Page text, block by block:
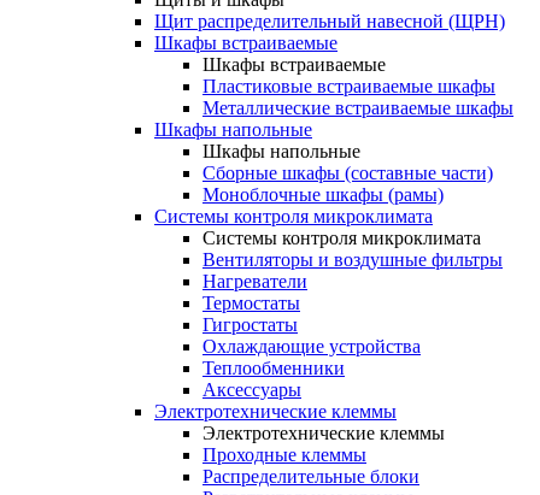
Щит распределительный навесной (ЩРН)
Шкафы встраиваемые
Шкафы встраиваемые
Пластиковые встраиваемые шкафы
Металлические встраиваемые шкафы
Шкафы напольные
Шкафы напольные
Сборные шкафы (составные части)
Моноблочные шкафы (рамы)
Системы контроля микроклимата
Системы контроля микроклимата
Вентиляторы и воздушные фильтры
Нагреватели
Термостаты
Гигростаты
Охлаждающие устройства
Теплообменники
Аксессуары
Электротехнические клеммы
Электротехнические клеммы
Проходные клеммы
Распределительные блоки